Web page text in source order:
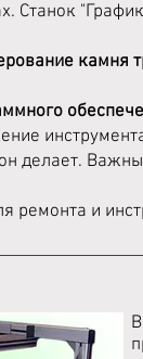
Станок
камня
делает.
ремонта и